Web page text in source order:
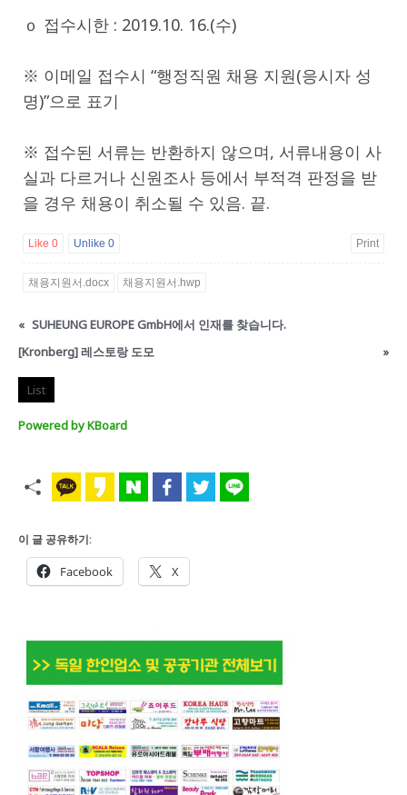
ｏ 접수시한 : 2019.10. 16.(수)
※ 이메일 접수시 “행정직원 채용 지원(응시자 성
명)”으로 표기
※ 접수된 서류는 반환하지 않으며, 서류내용이 사
실과 다르거나 신원조사 등에서 부적격 판정을 받
을 경우 채용이 취소될 수 있음. 끝.
Like 0 Unlike 0 Print
채용지원서.docx 채용지원서.hwp
« SUHEUNG EUROPE GmbH에서 인재를 찾습니다.
[Kronberg] 레스토랑 도모
»
List
Powered by KBoard
이 글 공유하기:
Facebook X